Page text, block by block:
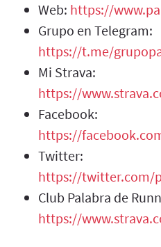
Web: https://
Grupo en Telegram:
https://t.me/
Mi Strava:
https://
Facebook:
https://
Twitter:
https://twitter.com/
Club Palabra de
https://